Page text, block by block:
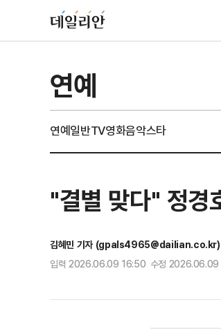
연예
연예일반TV영화음악스타
"결별 맞다" 정경
김혜민 기자 (gpals4965@dailian.co.kr)
입력 2026.06.09 16:50 수정 2026.06.09